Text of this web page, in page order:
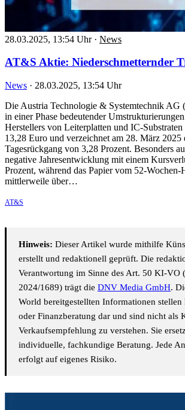
28.03.2025, 13:54 Uhr · News
AT&S Aktie: Niederschmetternder
News · 28.03.2025, 13:54 Uhr
Die Austria Technologie & Systemtechnik AG
in einer Phase bedeutender
Herstellers von Leiterplatten und IC-
13,28 Euro und verzeichnet am 28. März 2025
Tagesrückgang von 3,28 Prozent. Besonders
negative Jahresentwicklung mit einem
Prozent, während das Papier vom 52-
mittlerweile über…
AT&S
Hinweis: Dieser Artikel wurde mithilfe
erstellt und redaktionell geprüft. Die
Verantwortung im Sinne des Art. 50 KI-VO
2024/1689) trägt die DNV Media GmbH.
World bereitgestellten Informationen stellen
oder Finanzberatung dar und sind nicht als
Verkaufsempfehlung zu verstehen. Sie
individuelle, fachkundige Beratung. Jede
erfolgt auf eigenes Risiko.